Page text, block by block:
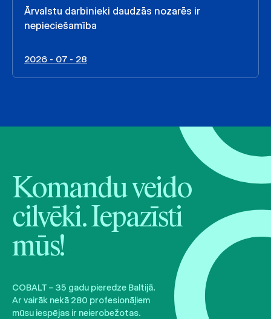
Ārvalstu darbinieki daudzās nozarēs ir
nepieciešamība
2026 - 07 - 28
Komandu veido
cilvēki. Iepazīsti
mūs!
COBALT – 35 gadu pieredze Baltijā.
Ar vairāk nekā 280 profesionāļiem
mūsu iespējas ir neierobežotas.